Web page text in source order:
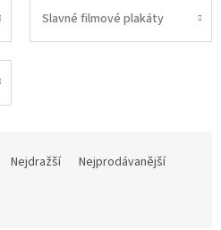
Slavné filmové plakáty
Nejdražší
Nejprodávanější